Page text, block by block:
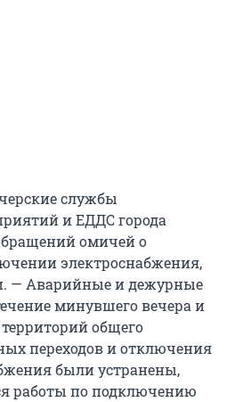
службы
и ЕДДС города
омичей о
электроснабжения,
— Аварийные и дежурные
минувшего вечера и
общего
переходов и отключения
были устранены,
работы по подключению